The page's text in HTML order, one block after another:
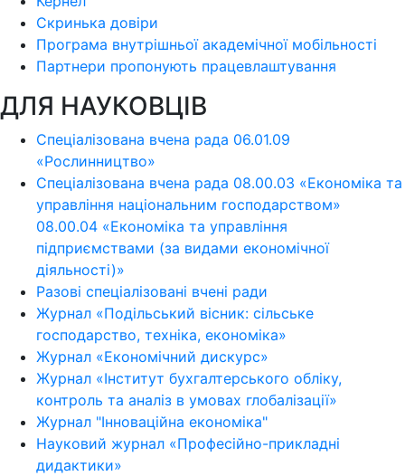
Скринька довіри
Програма внутрішньої академічної мобільності
Партнери пропонують працевлаштування
ДЛЯ НАУКОВЦІВ
Спеціалізована вчена рада 06.01.09
«Рослинництво»
Спеціалізована вчена рада 08.00.03 «Економіка та
управління національним господарством»
08.00.04 «Економіка та управління
підприємствами (за видами економічної
діяльності)»
Разові спеціалізовані вчені ради
Журнал «Подільський вісник: сільське
господарство, техніка, економіка»
Журнал «Економічний дискурс»
Журнал «Інститут бухгалтерського обліку,
контроль та аналіз в умовах глобалізації»
Журнал "Інноваційна економіка"
Науковий журнал «Професійно-прикладні
дидактики»